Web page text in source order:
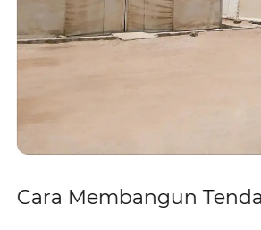
Cara Membangun Tenda